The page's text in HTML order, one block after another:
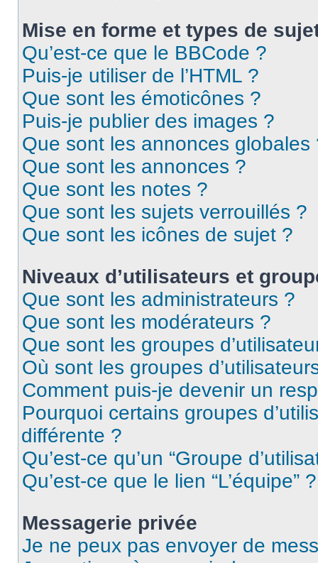
Mise en forme et types de
Qu’est-ce que le BBCode ?
Puis-je utiliser de l’HTML ?
Que sont les émoticônes ?
Puis-je publier des images ?
Que sont les annonces globales
Que sont les annonces ?
Que sont les notes ?
Que sont les sujets verrouillés ?
Que sont les icônes de sujet ?
Niveaux d’utilisateurs et
Que sont les administrateurs ?
Que sont les modérateurs ?
Que sont les groupes
Où sont les groupes
Comment puis-je devenir un
Pourquoi certains groupes
différente ?
Qu’est-ce qu’un “Groupe
Qu’est-ce que le lien “L’équipe” ?
Messagerie privée
Je ne peux pas envoyer de